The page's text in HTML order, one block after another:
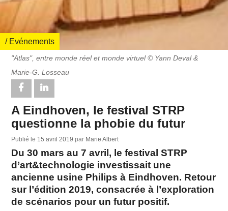
/ Evénements
"Atlas", entre monde réel et monde virtuel © Yann Deval &
Marie-G. Losseau
A Eindhoven, le festival STRP
questionne la phobie du futur
Publié le 15 avril 2019par Marie Albert
Du 30 mars au 7 avril, le festival STRP
d’art&technologie investissait une
ancienne usine Philips à Eindhoven. Retour
sur l’édition 2019, consacrée à l’exploration
de scénarios pour un futur positif.